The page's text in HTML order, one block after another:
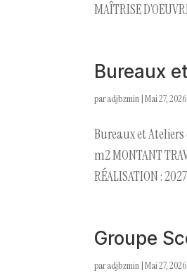
MAÎTRISE
Bureaux
paradjbzmin |Mai 27, 2026
Bureaux et Ateliers
m2 MONTANT
RÉALISATION :
Groupe
paradjbzmin |Mai 27, 2026